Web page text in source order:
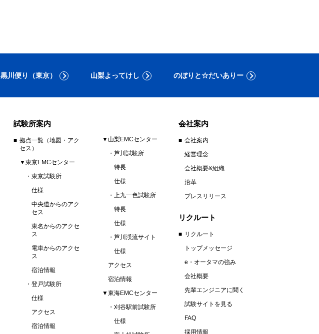
黒川便り（東京） 山梨よってけし のぼりと☆だいありー
試験所案内
拠点一覧（地図・アク
セス）
▼東京EMCセンター
東京試験所
仕様
中央道からのアク
セス
東名からのアクセ
ス
電車からのアクセ
ス
宿泊情報
登戸試験所
仕様
アクセス
宿泊情報
▼山梨EMCセンター
芦川試験所
特長
仕様
上九一色試験所
特長
仕様
芦川渓流サイト
仕様
アクセス
宿泊情報
▼東海EMCセンター
刈谷駅前試験所
仕様
会社案内
会社案内
経営理念
会社概要&組織
沿革
プレスリリース
リクルート
リクルート
トップメッセージ
e・オータマの強み
会社概要
先輩エンジニアに聞く
試験サイトを見る
FAQ
採用情報